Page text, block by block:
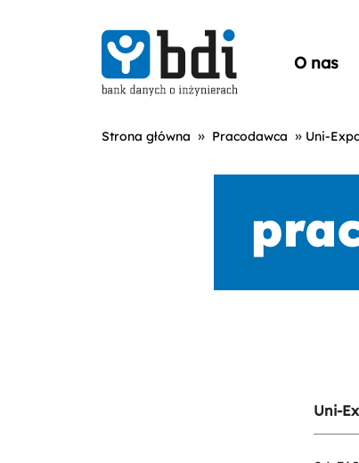
O nas
Strona główna » Pracodawca » Uni-
Uni-